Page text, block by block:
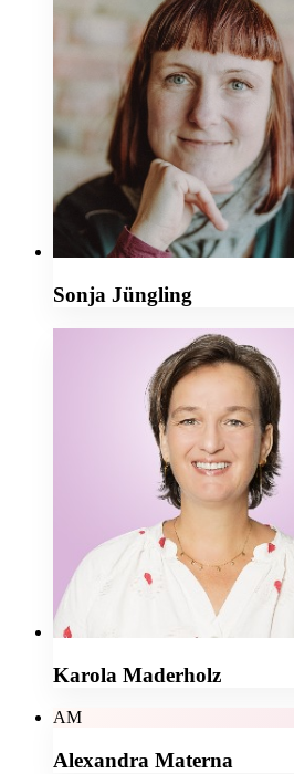
Sonja Jüngling
Karola Maderholz
AM
Alexandra Materna